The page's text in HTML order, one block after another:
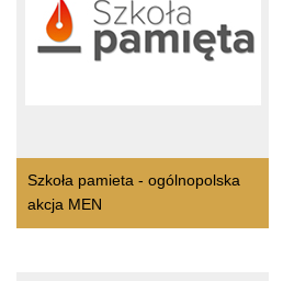
Szkoła pamieta - ogólnopolska
akcja MEN